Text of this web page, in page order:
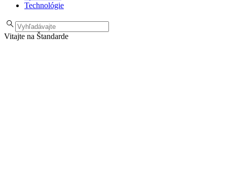
Technológie
Vitajte na Štandarde